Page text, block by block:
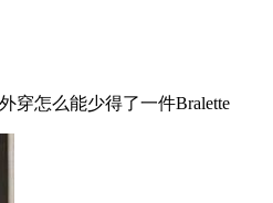
怎么能少得了一件Bralette